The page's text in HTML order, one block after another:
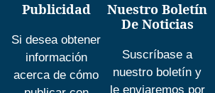
Publicidad
Si desea obtener
información
acerca de cómo
Nuestro Boletín
De Noticias
Suscríbase a
nuestro boletín y
le enviaremos por